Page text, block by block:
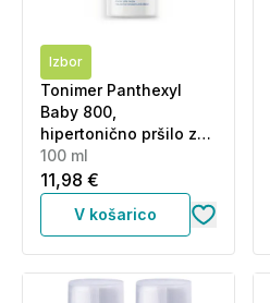
Izbor
Tonimer Panthexyl
Baby 800,
hipertonično pršilo za
nos (100 ml)
100 ml
11,98 €
V košarico